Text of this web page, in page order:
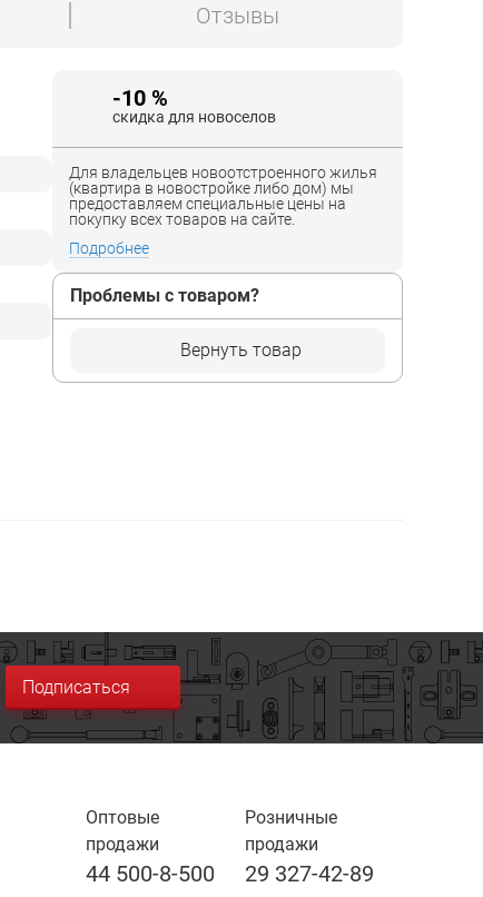
Отзывы
-10 %
скидка для новоселов
Для владельцев новоотстроенного жилья
(квартира в новостройке либо дом) мы
предоставляем специальные цены на
покупку всех товаров на сайте.
Подробнее
Проблемы с товаром?
Вернуть товар
Подписаться
Оптовые
продажи
44 500-8-500
Розничные
продажи
29 327-42-89